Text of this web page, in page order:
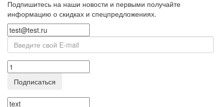
Подпишитесь на наши новости и первыми получайте
информацию о скидках и спецпредложениях.
Подписаться